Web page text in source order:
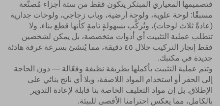
فتصميمها المعياري المبتكر يتكون فقط من ستة أجزاء مُصنَّعة
مسبقًا: لوحة علوية، ولوحة أرضية، وباب زجاجي، ولوحات جدارية
(عادةً ثلاث لوحات)، وتُركَّب بسهولةٍ تامةٍ كأنها قطع بناء. ولا
تتطلب عملية التثبيت أي أدوات متخصصة، بل يمكن لشخصين
فقط إنجاز التركيب خلال ٤٥ دقيقة، مما يُنشئ بسرعة غرفة هادئة
جديدة في مكتبك.
وتتم عملية التثبيت بأكملها بطريقة نظيفة وفعّالة — دون الحاجة
إلى الحفر أو استخدام المواد اللاصقة، وبلا أي ناتج بنائي على
الإطلاق. بل إن مواد التغليف الخاصة بنا قابلة لإعادة التدوير
بالكامل، مما يعكس احترامنا الأقصى للبيئة.